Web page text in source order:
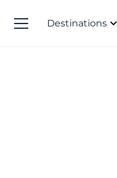
Destinations